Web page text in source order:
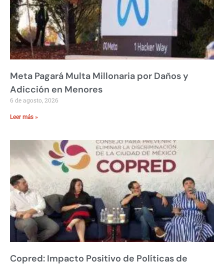
Meta Pagará Multa Millonaria por Daños y
Adicción en Menores
6 de agosto, 2026
Leer más »
Copred: Impacto Positivo de Políticas de